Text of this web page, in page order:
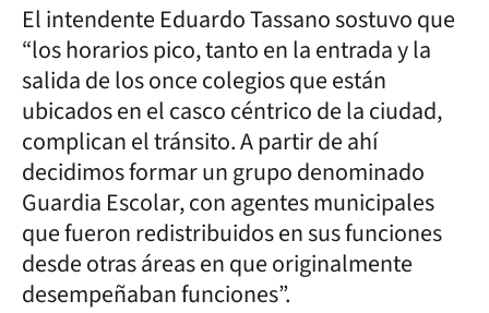
El intendente Eduardo Tassano sostuvo que
“los horarios pico, tanto en la entrada y la
salida de los once colegios que están
ubicados en el casco céntrico de la ciudad,
complican el tránsito. A partir de ahí
decidimos formar un grupo denominado
Guardia Escolar, con agentes municipales
que fueron redistribuidos en sus funciones
desde otras áreas en que originalmente
desempeñaban funciones”.